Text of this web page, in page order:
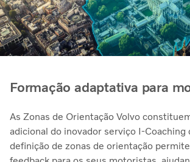
Formação adaptativa para
As Zonas de Orientação Volvo
adicional do inovador serviço I-Coaching
definição de zonas de orientação